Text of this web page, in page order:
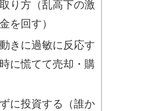
り方（乱高下の激
を回す）
きに過敏に反応す
に慌てて売却・購
に投資する（誰か